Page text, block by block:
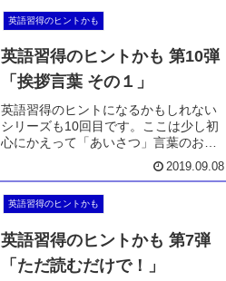
経験を経て、今があるんです。
英語習得のヒントかも
英語習得のヒントかも 第10弾
「挨拶言葉 その１」
英語習得のヒントになるかもしれない
シリーズも10回目です。ここは少し初
心にかえって「あいさつ」言葉のお
話。挨拶は英会話を始める大事な言葉
です。これなくして英会話は始まらな
れた英語のみのお話です。不正解はお
2019.09.08
英語習得のヒントかも
英語習得のヒントかも 第7弾
「ただ読むだけで！」